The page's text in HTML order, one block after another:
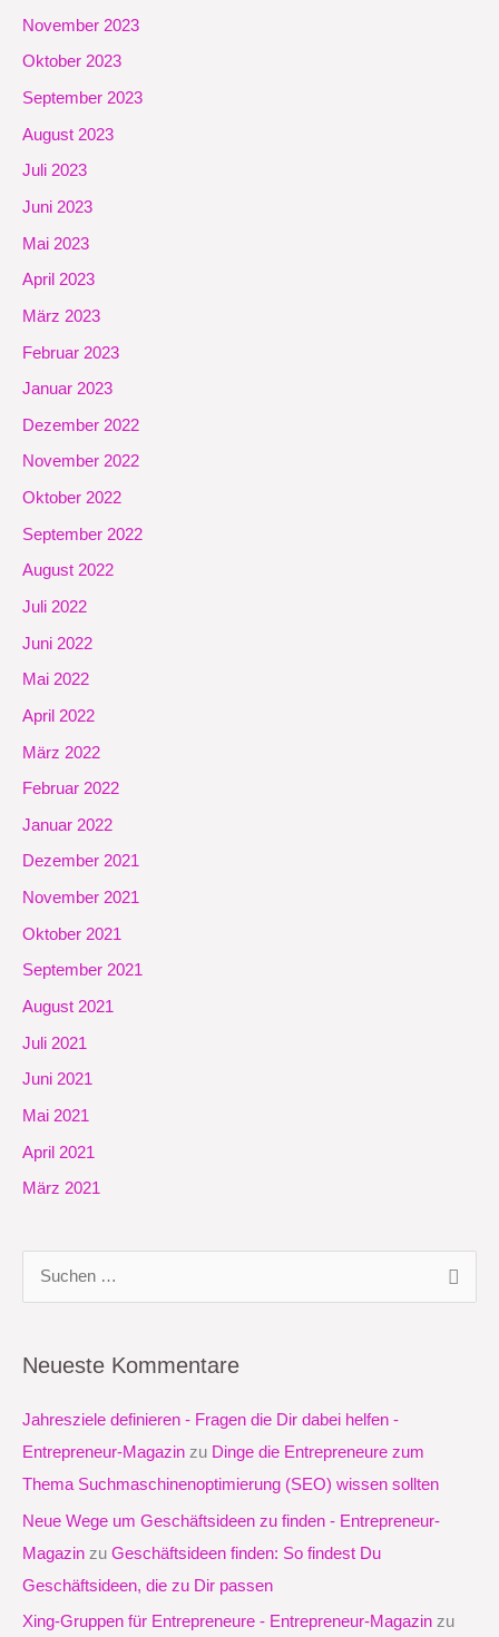
November 2023
Oktober 2023
September 2023
August 2023
Juli 2023
Juni 2023
Mai 2023
April 2023
März 2023
Februar 2023
Januar 2023
Dezember 2022
November 2022
Oktober 2022
September 2022
August 2022
Juli 2022
Juni 2022
Mai 2022
April 2022
März 2022
Februar 2022
Januar 2022
Dezember 2021
November 2021
Oktober 2021
September 2021
August 2021
Juli 2021
Juni 2021
Mai 2021
April 2021
März 2021
h
e
n
n
Neueste Kommentare
Jahresziele definieren - Fragen die Dir dabei helfen -
Entrepreneur-Magazin zu Dinge die Entrepreneure zum
Thema Suchmaschinenoptimierung (SEO) wissen sollten
Neue Wege um Geschäftsideen zu finden - Entrepreneur-
Magazin zu Geschäftsideen finden: So findest Du
Geschäftsideen, die zu Dir passen
Xing-Gruppen für Entrepreneure - Entrepreneur-Magazin zu